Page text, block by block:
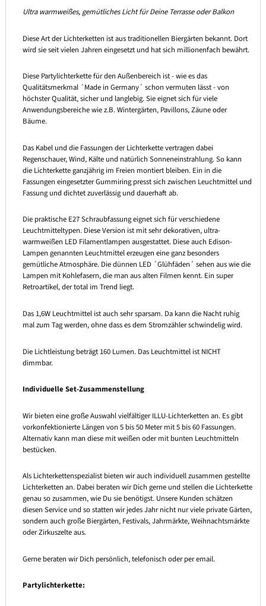
Ultra warmweißes, gemütliches Licht für Deine Terrasse oder Balkon
Diese Art der Lichterketten ist aus traditionellen Biergärten bekannt. Dort
wird sie seit vielen Jahren eingesetzt und hat sich millionenfach bewährt.
Diese Partylichterkette für den Außenbereich ist - wie es das
Qualitätsmerkmal ´Made in Germany´ schon vermuten lässt - von
höchster Qualität, sicher und langlebig. Sie eignet sich für viele
Anwendungsbereiche wie z.B. Wintergärten, Pavillons, Zäune oder
Bäume.
Das Kabel und die Fassungen der Lichterkette vertragen dabei
Regenschauer, Wind, Kälte und natürlich Sonneneinstrahlung. So kann
die Lichterkette ganzjährig im Freien montiert bleiben. Ein in die
Fassungen eingesetzter Gummiring presst sich zwischen Leuchtmittel und
Fassung und dichtet zuverlässig und dauerhaft ab.
Die praktische E27 Schraubfassung eignet sich für verschiedene
Leuchtmitteltypen. Diese Version ist mit sehr dekorativen, ultra-
warmweißen LED Filamentlampen ausgestattet. Diese auch Edison-
Lampen genannten Leuchtmittel erzeugen eine ganz besonders
gemütliche Atmosphäre. Die dünnen LED ´Glühfäden´ sehen aus wie die
Lampen mit Kohlefasern, die man aus alten Filmen kennt. Ein super
Retroartikel, der total im Trend liegt.
Das 1,6W Leuchtmittel ist auch sehr sparsam. Da kann die Nacht ruhig
mal zum Tag werden, ohne dass es dem Stromzähler schwindelig wird.
Die Lichtleistung beträgt 160 Lumen. Das Leuchtmittel ist NICHT
dimmbar.
Individuelle Set-Zusammenstellung
Wir bieten eine große Auswahl vielfältiger ILLU-Lichterketten an. Es gibt
vorkonfektionierte Längen von 5 bis 50 Meter mit 5 bis 60 Fassungen.
Alternativ kann man diese mit weißen oder mit bunten Leuchtmitteln
bestücken.
Als Lichterkettenspezialist bieten wir auch individuell zusammen gestellte
Lichterketten an. Dabei beraten wir Dich gerne und stellen die Lichterkette
genau so zusammen, wie Du sie benötigst. Unsere Kunden schätzen
diesen Service und so statten wir jedes Jahr nicht nur viele private Gärten,
sondern auch große Biergärten, Festivals, Jahrmärkte, Weihnachtsmärkte
oder Zirkuszelte aus.
Gerne beraten wir Dich persönlich, telefonisch oder per email.
Partylichterkette: